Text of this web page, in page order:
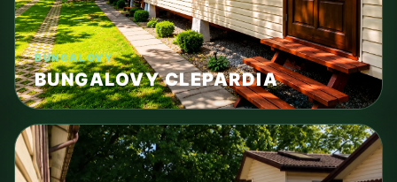
BUNGALOVY
BUNGALOVY CLEPARDIA